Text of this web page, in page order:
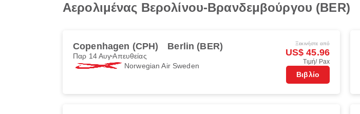
Αερολιμένας Βερολίνου-Βρανδεμβούργου (BER)
Copenhagen (CPH) Berlin (BER)
Παρ 14 ΑυγΑπευθείας
Norwegian Air Sweden
Ξεκινήστε από
US$ 45.96
Τιμή/ Pax
Βιβλίο